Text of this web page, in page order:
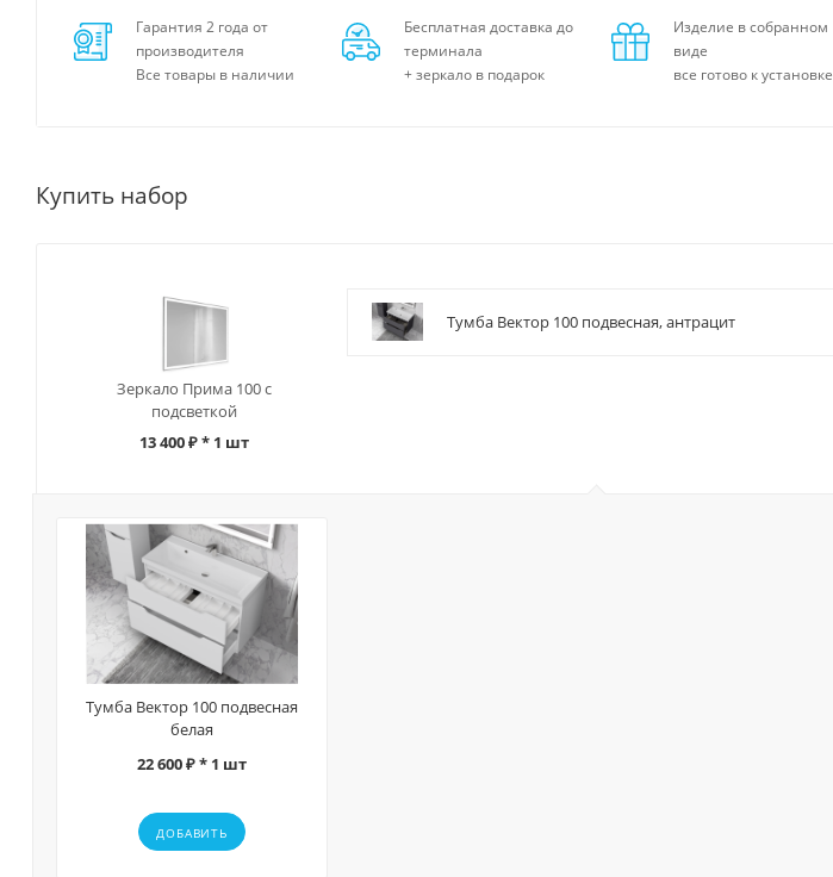
Гарантия 2 года от
производителя
Все товары в наличии
Бесплатная доставка до
терминала
+ зеркало в подарок
Изделие в собранном
виде
все готово к установке
Купить набор
Зеркало Прима 100 с
подсветкой
13 400 ₽* 1 шт
Тумба Вектор 100 подвесная, антрацит
Тумба Вектор 100 подвесная
белая
22 600 ₽ * 1 шт
ДОБАВИТЬ